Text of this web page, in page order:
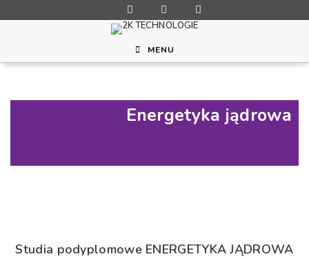
MENU
Energetyka jądrowa
Studia podyplomowe ENERGETYKA JĄDROWA